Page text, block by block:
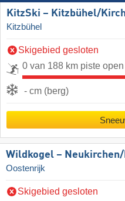
KitzSki – Kitzbühel/​
Kitzbühel
Skigebied gesloten
0 van 188 km piste open
- cm (berg)
Wildkogel –
Oostenrijk
Skigebied gesloten